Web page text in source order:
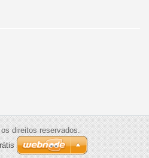
direitos reservados.